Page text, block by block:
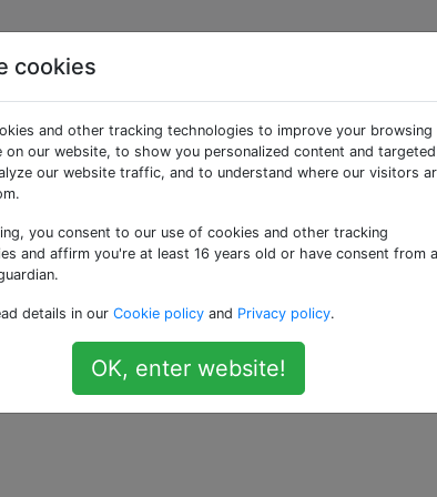
multimédia
Android?
sont
car la question est hors sujet
actuellement de nouvelles réponses ou
compatible DLNA pour Android?
cookies
and other tracking technologies to improve your browsing
on our website, to show you personalized content and targeted
our website traffic, and to understand where our visitors
you consent to our use of cookies and other tracking
and affirm you're at least 16 years old or have consent from a
details in our Cookie policy and Privacy policy.
OK, enter website!